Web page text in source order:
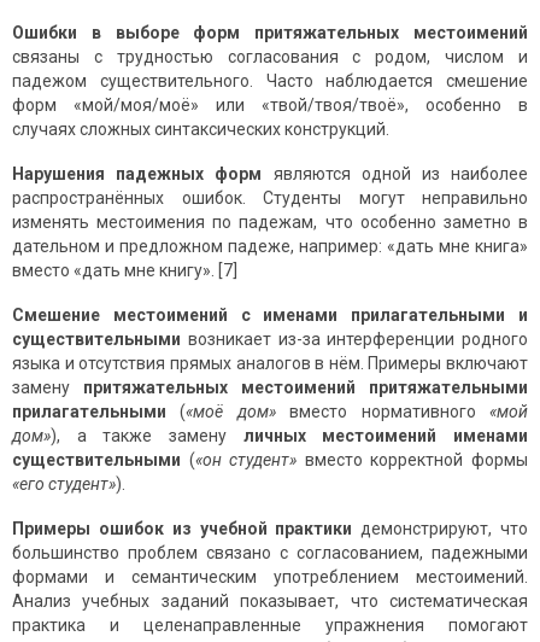
Ошибки в выборе форм притяжательных местоимений
связаны с трудностью согласования с родом, числом и
падежом существительного. Часто наблюдается смешение
форм «мой/моя/моё» или «твой/твоя/твоё», особенно в
случаях сложных синтаксических конструкций.
Нарушения падежных форм являются одной из наиболее
распространённых ошибок. Студенты могут неправильно
изменять местоимения по падежам, что особенно заметно в
дательном и предложном падеже, например: «дать мне книга»
вместо «дать мне книгу». [7]
Смешение местоимений с именами прилагательными и
существительными возникает из-за интерференции родного
языка и отсутствия прямых аналогов в нём. Примеры включают
замену притяжательных местоимений
притяжательными
прилагательными («моё дом»вместо нормативного«мой
дом»), а также замену личных местоимений
именами
существительными («он студент» вместо корректной формы
«его студент»).
Примеры ошибок из учебной практики демонстрируют, что
большинство проблем связано с согласованием, падежными
формами и семантическим употреблением местоимений.
Анализ учебных заданий показывает, что систематическая
практика и целенаправленные упражнения помогают